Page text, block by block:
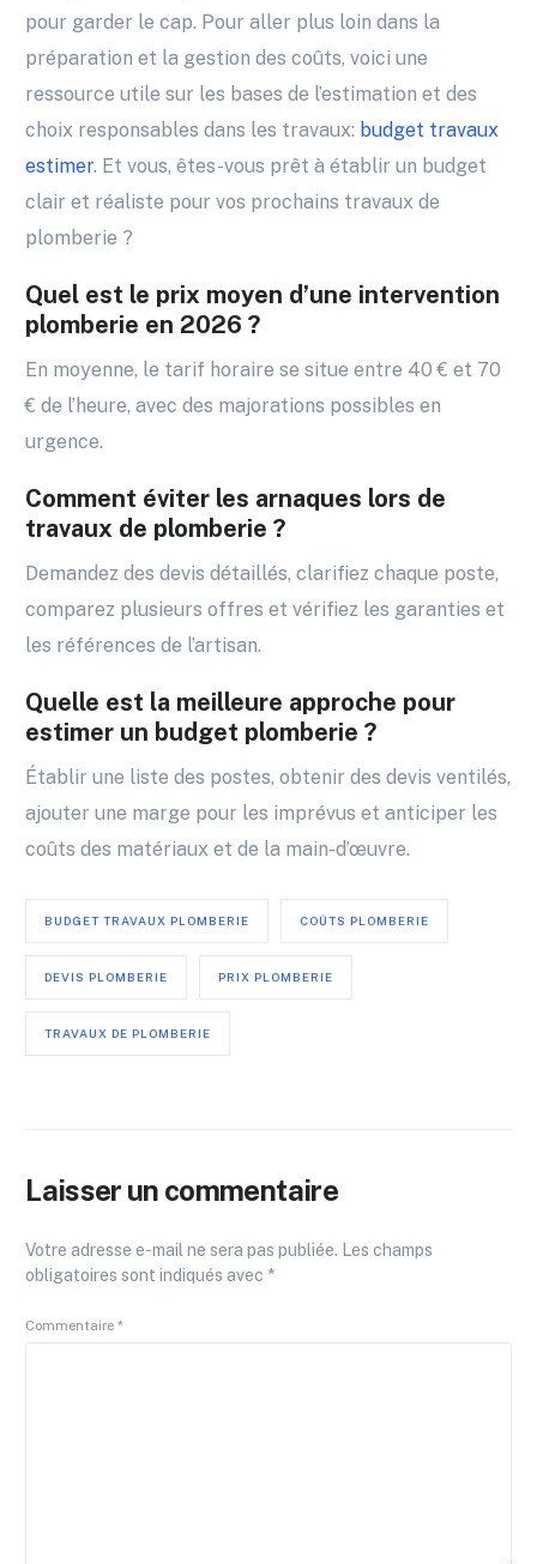
pour garder le cap. Pour aller plus loin dans la
préparation et la gestion des coûts, voici une
ressource utile sur les bases de l’estimation et des
choix responsables dans les travaux: budget travaux
estimer. Et vous, êtes-vous prêt à établir un budget
clair et réaliste pour vos prochains travaux de
plomberie ?
Quel est le prix moyen d’une intervention
plomberie en 2026 ?
En moyenne, le tarif horaire se situe entre 40 € et 70
€ de l’heure, avec des majorations possibles en
urgence.
Comment éviter les arnaques lors de
travaux de plomberie ?
Demandez des devis détaillés, clarifiez chaque poste,
comparez plusieurs offres et vérifiez les garanties et
les références de l’artisan.
Quelle est la meilleure approche pour
estimer un budget plomberie ?
Établir une liste des postes, obtenir des devis ventilés,
ajouter une marge pour les imprévus et anticiper les
coûts des matériaux et de la main-d’œuvre.
BUDGET TRAVAUX PLOMBERIE COÛTS PLOMBERIE
DEVIS PLOMBERIE PRIX PLOMBERIE
TRAVAUX DE PLOMBERIE
Laisser un commentaire
Votre adresse e-mail ne sera pas publiée. Les champs
obligatoires sont indiqués avec *
Commentaire*